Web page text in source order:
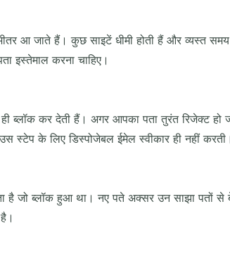
आ जाते हैं। कुछ साइटें धीमी होती हैं और व्यस्त
इस्तेमाल करना चाहिए।
ब्लॉक कर देती हैं। अगर आपका पता तुरंत रिजेक्ट हो
स्टेप के लिए डिस्पोजेबल ईमेल स्वीकार ही नहीं करती।
जो ब्लॉक हुआ था। नए पते अक्सर उन साझा पतों